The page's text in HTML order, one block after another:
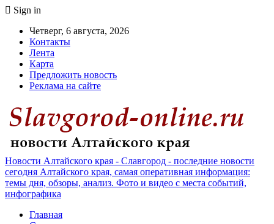
Sign in
Четверг, 6 августа, 2026
Контакты
Лента
Карта
Предложить новость
Реклама на сайте
Новости Алтайского края - Славгород - последние новости
сегодня Алтайского края, самая оперативная информация:
темы дня, обзоры, анализ. Фото и видео с места событий,
инфографика
Главная